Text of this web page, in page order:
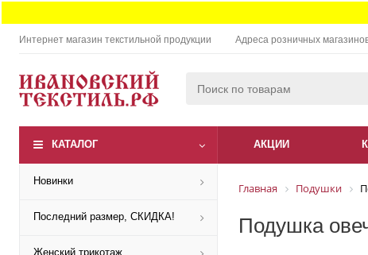
Интернет магазин текстильной продукции Адреса розничных
КАТАЛОГ АКЦИИ
Новинки
Последний размер, СКИДКА!
Женский трикотаж
Главная Подушки
Подушка